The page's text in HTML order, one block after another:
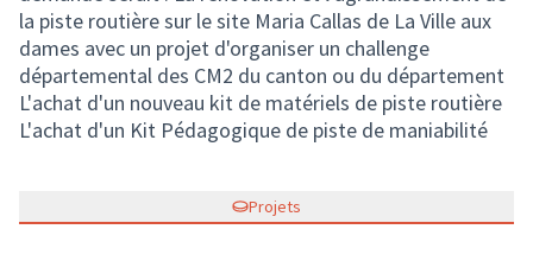
la piste routière sur le site Maria Callas de La Ville aux
dames avec un projet d'organiser un challenge
départemental des CM2 du canton ou du département
L'achat d'un nouveau kit de matériels de piste routière
L'achat d'un Kit Pédagogique de piste de maniabilité
Projets